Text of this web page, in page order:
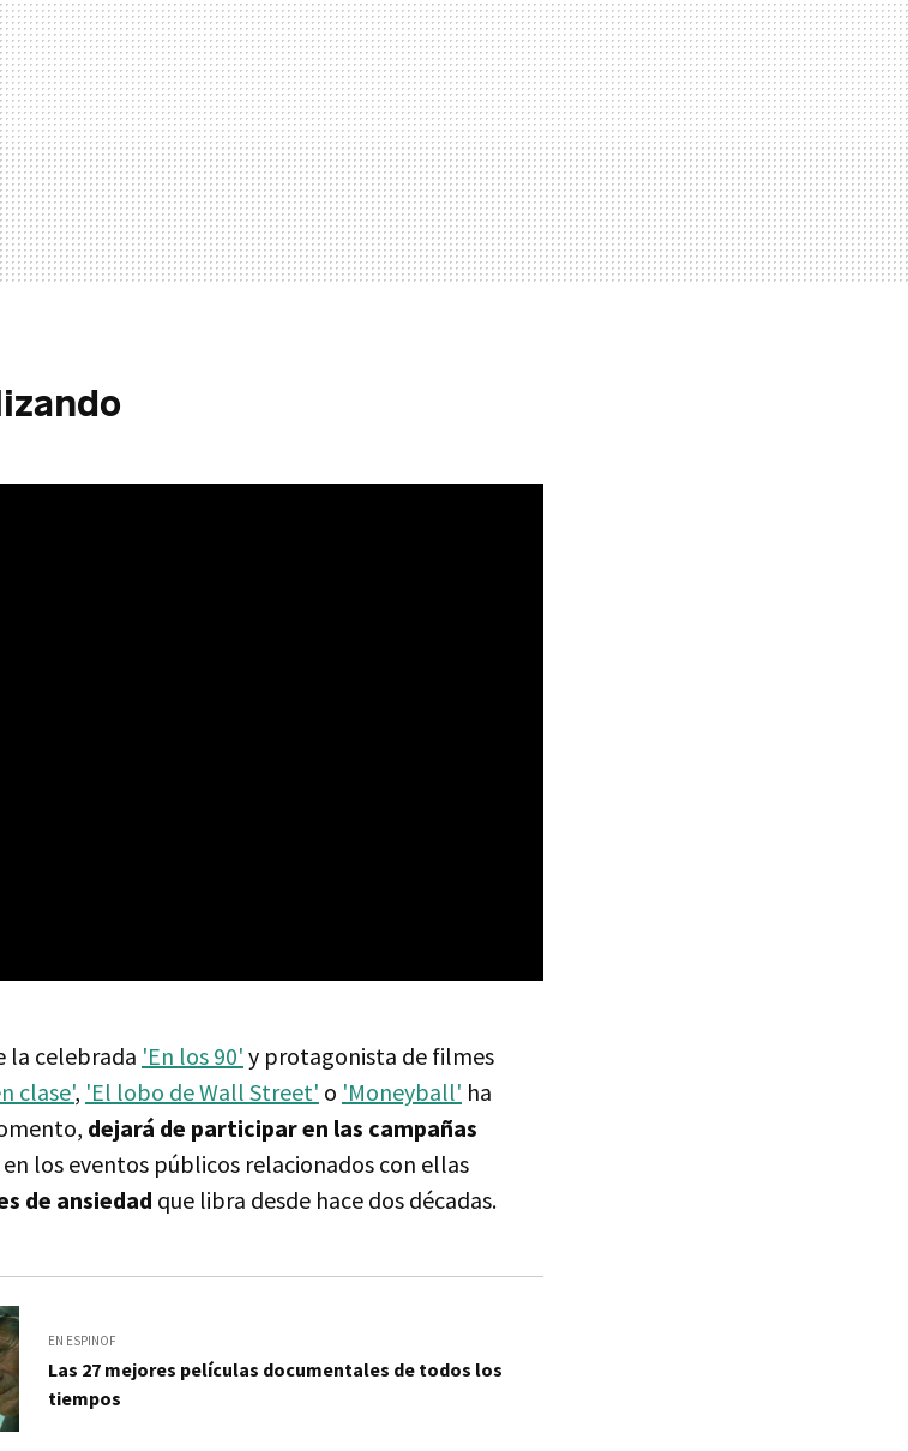
la celebrada 'En los 90' y protagonista de filmes
clase', 'El lobo de Wall Street' o 'Moneyball' ha
dejará de participar en las campañas
en los eventos públicos relacionados con ellas
de ansiedad que libra desde hace dos décadas.
EN ESPINOF
Las 27 mejores películas documentales de todos los
tiempos